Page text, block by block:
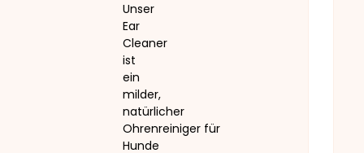
Unser
Ear
Cleaner
ist
ein
milder,
natürlicher
Ohrenreiniger für
Hunde